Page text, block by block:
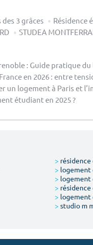
3 grâces Résidence
STUDEA
: Guide pratique
en 2026 : entre
un logement à Paris et
étudiant en 2025 ?
>
> logement
> logement
>
> logement
> studio m